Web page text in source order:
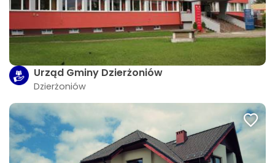
Urząd Gminy Dzierżoniów
Dzierżoniów